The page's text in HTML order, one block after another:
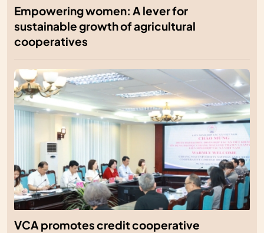
Empowering women: A lever for
sustainable growth of agricultural
cooperatives
VCA promotes credit cooperative